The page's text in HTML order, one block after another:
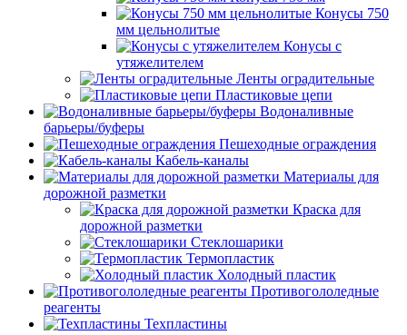
Конусы 750
мм цельнолитые
Конусы с
утяжелителем
Ленты оградительные
Пластиковые цепи
Водоналивные
барьеры/буферы
Пешеходные ограждения
Кабель-каналы
Материалы для
дорожной разметки
Краска для
дорожной разметки
Стеклошарики
Термопластик
Холодный пластик
Противогололедные
реагенты
Техпластины